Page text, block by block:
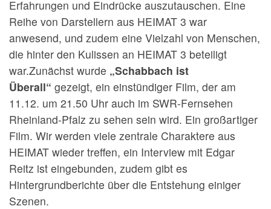
Erfahrungen und Eindrücke auszutauschen. Eine
Reihe von Darstellern aus HEIMAT 3 war
anwesend, und zudem eine Vielzahl von Menschen,
die hinter den Kulissen an HEIMAT 3 beteiligt
war.Zunächst wurde „Schabbach ist
Überall“ gezeigt, ein einstündiger Film, der am
11.12. um 21.50 Uhr auch im SWR-Fernsehen
Rheinland-Pfalz zu sehen sein wird. Ein großartiger
Film. Wir werden viele zentrale Charaktere aus
HEIMAT wieder treffen, ein Interview mit Edgar
Reitz ist eingebunden, zudem gibt es
Hintergrundberichte über die Entstehung einiger
Szenen.